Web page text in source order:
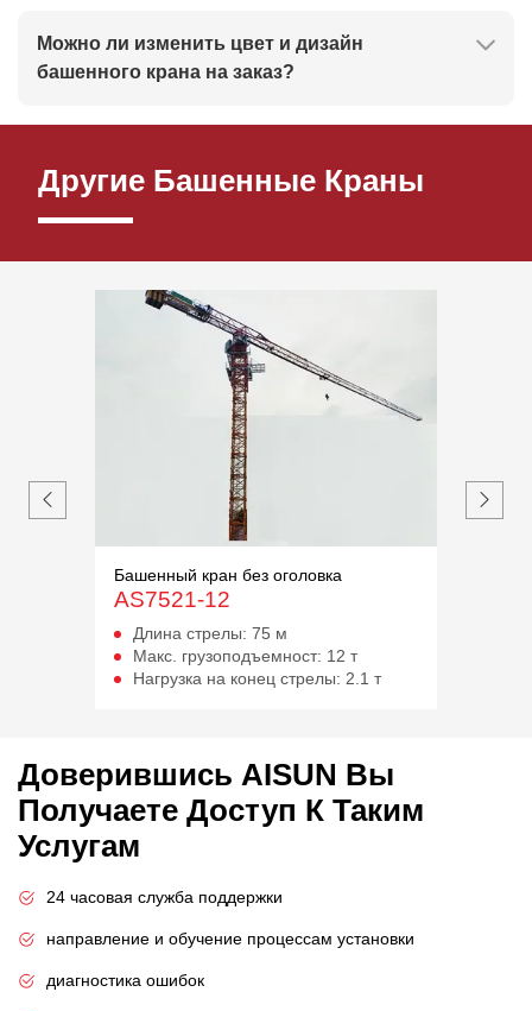
Можно ли изменить цвет и дизайн
башенного крана на заказ?
Другие Башенные Краны
Башенный кран без оголовка
AS7521-12
Длина стрелы: 75 м
Макс. грузоподъемност: 12 т
Нагрузка на конец стрелы: 2.1 т
Доверившись AISUN Вы
Получаете Доступ К Таким
Услугам
24 часовая служба поддержки
направление и обучение процессам установки
диагностика ошибок